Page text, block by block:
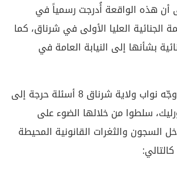
أن هذه الواقعة أُدرجت رسمياً في
العليا الأولى في شرناق، كما
بشأنها إلى النيابة العامة في
وفي السياق ذاته، وجّه نواب ولاية شرناق 8 أسئلة حرجة إلى
سلطوا من خلالها الضوء على
السجون والثغرات القانونية المحيطة